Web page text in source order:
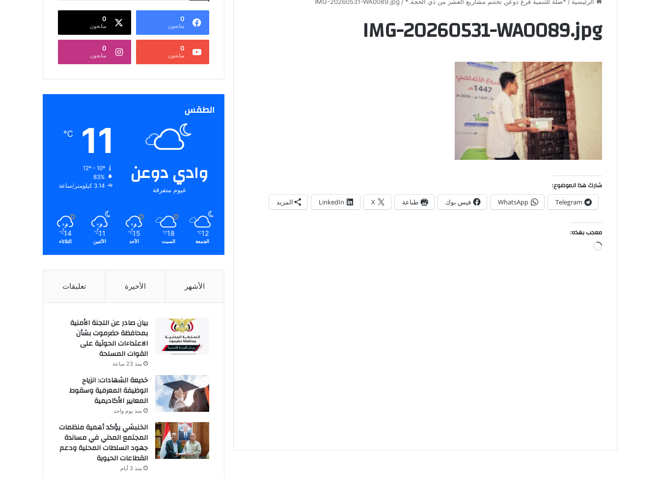
IMG-20260531-WA0089.jpg
شارك هذا الموضوع:
Telegram
WhatsApp فيس بوك طباعة X
LinkedIn المزيد
معجب بهذه:
0
متابعون
0
متابعون
0
متابعون
0
متابعون
الطقس
وادي دوعن
غيوم متفرقة
11
℃
12º - 10º
83%
3.14 كيلومتر/ساعة
12
℃
الجمعة
18
℃
السبت
15
℃
الأحد
11
℃
الأثنين
14
℃
الثلاثاء
الأشهر الأخيرة تعليقات
بيان صادر عن اللجنة الأمنية
بمحافظة حضرموت بشأن
الاعتداءات الحوثية على
القوات المسلحة
منذ 23 ساعة
خديعة الشهادات: انزياح
الوظيفة المعرفية وسقوط
المعايير الأكاديمية
منذ يوم واحد
الخنبشي يؤكد أهمية منظمات
المجتمع المدني في مساندة
جهود السلطات المحلية ودعم
القطاعات الحيوية
منذ 3 أيام